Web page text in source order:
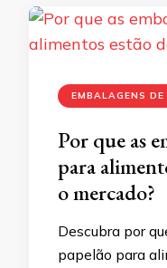
EMBALAGENS DE
Por que as
para
o mercado?
Descubra por
papelão para